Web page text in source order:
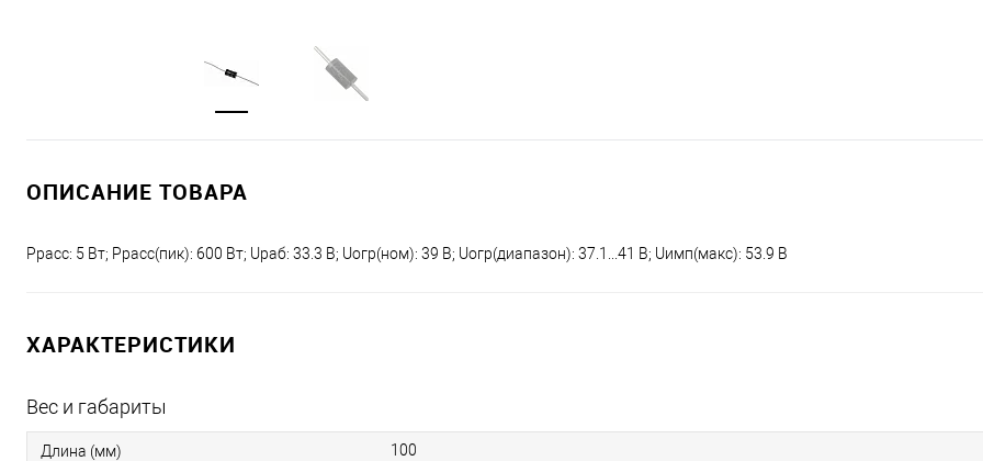
ОПИСАНИЕ ТОВАРА
Pрасс: 5 Вт; Pрасс(пик): 600 Вт; Uраб: 33.3 В; Uогр(ном): 39 В; Uогр(диапазон): 37.1...41 В; Uимп(макс): 53.9 В
ХАРАКТЕРИСТИКИ
Вес и габариты
Длина (мм) 100